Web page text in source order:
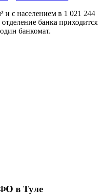
и с населением в 1 021 244
банка приходится
банкомат.
в Туле